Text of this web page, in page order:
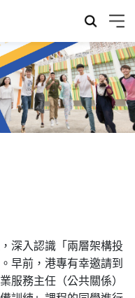
深入認識「兩層架構投
早前，港專有幸邀請到
服務主任（公共關係）